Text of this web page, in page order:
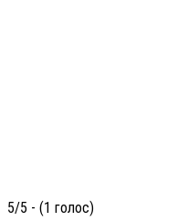
5/5 - (1 голос)